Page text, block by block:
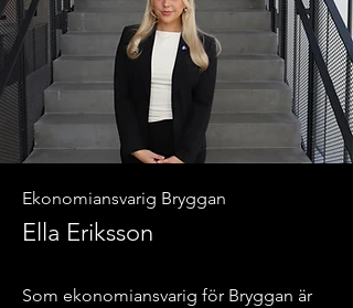
Ekonomiansvarig Bryggan
Ella Eriksson
Som ekonomiansvarig för Bryggan är